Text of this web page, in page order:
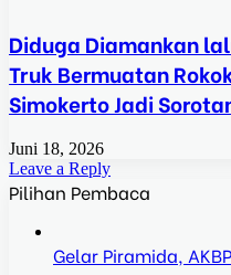
Diduga Diamankan
Truk Bermuatan
Simokerto Jadi
Juni 18, 2026
Leave a Reply
Pilihan Pembaca
Gelar Piramida,